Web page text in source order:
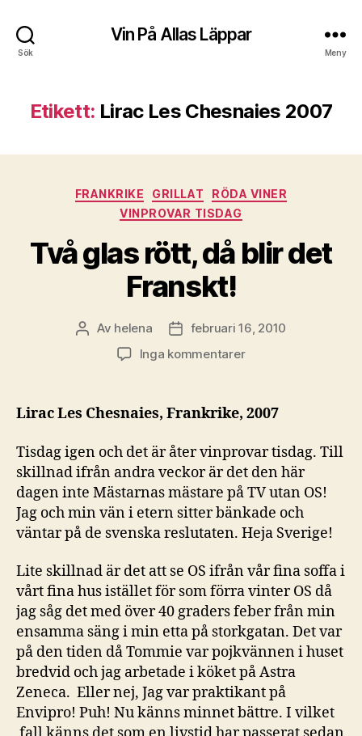
Sök
Vin På Allas Läppar
Meny
Etikett: Lirac Les Chesnaies 2007
Kategorier
FRANKRIKE GRILLAT
RÖDA VINER
VINPROVAR TISDAG
Två glas rött, då blir det
Franskt!
Inläggsförfattare
Av helena Inläggsdatum
februari 16, 2010
Inga kommentarertill
rött,
det
Franskt!
Lirac Les Chesnaies, Frankrike, 2007
Tisdag igen och det är åter vinprovar tisdag. Till
skillnad ifrån andra veckor är det den här
dagen inte Mästarnas mästare på TV utan OS!
Jag och min vän i etern sitter bänkade och
väntar på de svenska reslutaten. Heja Sverige!
Lite skillnad är det att se OS ifrån vår fina soffa i
vårt fina hus istället för som förra vinter OS då
jag såg det med över 40 graders feber från min
ensamma säng i min etta på storkgatan. Det var
på den tiden då Tommie var pojkvännen i huset
bredvid och jag arbetade i köket på Astra
Zeneca. Eller nej, Jag var praktikant på
Envipro! Puh! Nu känns minnet bättre. I vilket